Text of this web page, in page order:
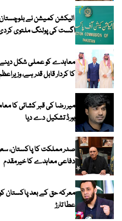
اگست کی پولنگ ملتوی
معاہدے کو عملی شکل
کا کردار قابل قدر ہے،
میر رضا کی قبر کشائی کا
بورڈ تشکیل دے دیا
صدر مملکت کا پاکستان،
دفاعی معاہدے کا خیرمقدم
معرکہ حق کے بعد پاکستان
عطا تارڑ